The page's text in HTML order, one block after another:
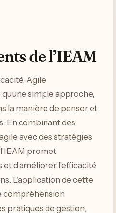
de l’IEAM
Agile
simple approche,
la manière de penser et
En combinant des
avec des stratégies
promet
d’améliorer l’efficacité
L’application de cette
compréhension
pratiques de gestion,